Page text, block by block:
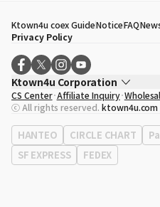
Ktown4u coex GuideNoticeFAQ
Privacy Policy
Ktown4u Corporation
CEO
Song Hyo Min
Business Registration No. 120-87-71116
Office Address513, Yeongdong-
Korea
CS Center Affiliate Inquiry
ⓒ All rights reserved. ktown4u.com
HANTEO CIRCLE CHART
SF EXPRESS
FEDEX